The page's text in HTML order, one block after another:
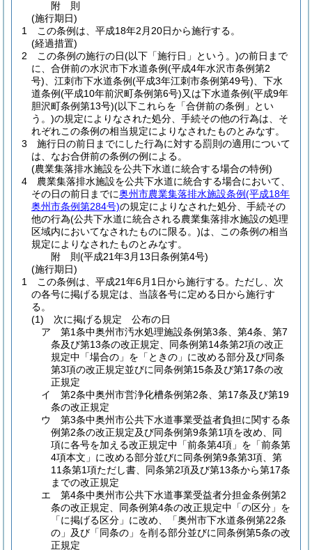
附 則
(施行期日)
1
この条例は、平成18年2月20日から施行する。
(経過措置)
2
この条例の施行の日(以下「施行日」という。)の前日まで
に、合併前の水沢市下水道条例(平成4年水沢市条例第2
号) 、江刺市下水道条例(平成3年江刺市条例第49号) 、下水
道条例(平成10年前沢町条例第6号)又は下水道条例(平成9年
胆沢町条例第13号)(以下これらを「合併前の条例」とい
う。)の規定によりなされた処分、手続その他の行為は、そ
れぞれこの条例の相当規定によりなされたものとみなす。
3
施行日の前日までにした行為に対する罰則の適用について
は、なお合併前の条例の例による。
(農業集落排水施設を公共下水道に統合する場合の特例)
4
農業集落排水施設を公共下水道に統合する場合において、
その日の前日までに奥州市農業集落排水施設条例(平成18年
奥州市条例第284号)の規定によりなされた処分、手続その
他の行為(公共下水道に統合される農業集落排水施設の処理
区域内においてなされたものに限る。)は、この条例の相当
規定によりなされたものとみなす。
附 則(平成21年3月13日条例第4号)
(施行期日)
1
この条例は、平成21年6月1日から施行する。 ただし、次
の各号に掲げる規定は、当該各号に定める日から施行す
る。
(1)
次に掲げる規定 公布の日
ア
第1条中奥州市汚水処理施設条例第3条、第4条、第7
条及び第13条の改正規定、同条例第14条第2項の改正
規定中「場合の」を「ときの」に改める部分及び同条
第3項の改正規定並びに同条例第15条及び第17条の改
正規定
イ
第2条中奥州市営浄化槽条例第2条、第17条及び第19
条の改正規定
ウ
第3条中奥州市公共下水道事業受益者負担に関する条
例第2条の改正規定及び同条例第9条第1項を改め、同
項に各号を加える改正規定中「前条第4項」を「前条第
4項本文」に改める部分並びに同条例第9条第3項、第
11条第1項ただし書、同条第2項及び第13条から第17条
までの改正規定
エ
第4条中奥州市公共下水道事業受益者分担金条例第2
条の改正規定、同条例第4条の改正規定中「の区分」を
「に掲げる区分」に改め、「奥州市下水道条例第22条
の」及び「同条の」を削る部分並びに同条例第5条の改
正規定